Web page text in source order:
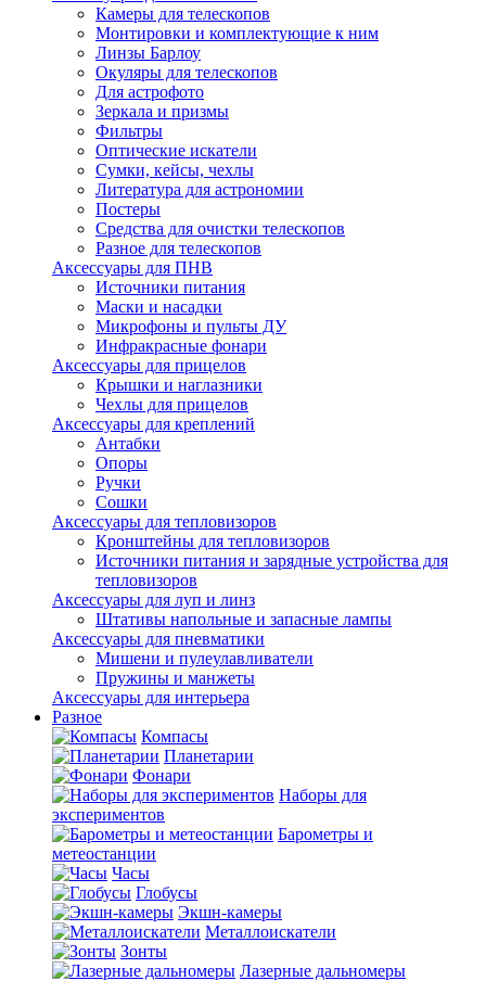
Камеры для телескопов
Монтировки и комплектующие к ним
Линзы Барлоу
Окуляры для телескопов
Для астрофото
Зеркала и призмы
Фильтры
Оптические искатели
Сумки, кейсы, чехлы
Литература для астрономии
Постеры
Средства для очистки телескопов
Разное для телескопов
Аксессуары для ПНВ
Источники питания
Маски и насадки
Микрофоны и пульты ДУ
Инфракрасные фонари
Аксессуары для прицелов
Крышки и наглазники
Чехлы для прицелов
Аксессуары для креплений
Антабки
Опоры
Ручки
Сошки
Аксессуары для тепловизоров
Кронштейны для тепловизоров
Источники питания и зарядные устройства для
тепловизоров
Аксессуары для луп и линз
Штативы напольные и запасные лампы
Аксессуары для пневматики
Мишени и пулеулавливатели
Пружины и манжеты
Аксессуары для интерьера
Разное
Компасы
Планетарии
Фонари
Наборы для
экспериментов
Барометры и
метеостанции
Часы
Глобусы
Экшн-камеры
Металлоискатели
Зонты
Лазерные дальномеры